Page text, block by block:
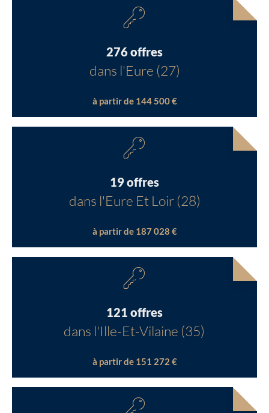
276 offres
dans l'Eure (27)
à partir de 144 500 €
19 offres
dans l'Eure Et Loir (28)
à partir de 187 028 €
121 offres
dans l'Ille-Et-Vilaine (35)
à partir de 151 272 €